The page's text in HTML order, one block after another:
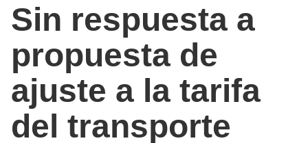
Sin respuesta a
propuesta de
ajuste a la tarifa
del transporte